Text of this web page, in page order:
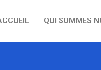
QUI SOMMES